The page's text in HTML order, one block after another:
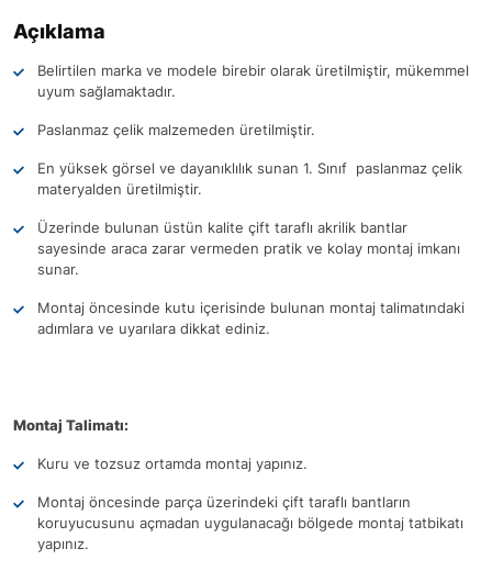
Açıklama
Belirtilen marka ve modele birebir olarak üretilmiştir, mükemmel
uyum sağlamaktadır.
Paslanmaz çelik malzemeden üretilmiştir.
En yüksek görsel ve dayanıklılık sunan 1. Sınıf paslanmaz çelik
materyalden üretilmiştir.
Üzerinde bulunan üstün kalite çift taraflı akrilik bantlar
sayesinde araca zarar vermeden pratik ve kolay montaj imkanı
sunar.
Montaj öncesinde kutu içerisinde bulunan montaj talimatındaki
adımlara ve uyarılara dikkat ediniz.
Montaj Talimatı:
Kuru ve tozsuz ortamda montaj yapınız.
Montaj öncesinde parça üzerindeki çift taraflı bantların
koruyucusunu açmadan uygulanacağı bölgede montaj tatbikatı
yapınız.